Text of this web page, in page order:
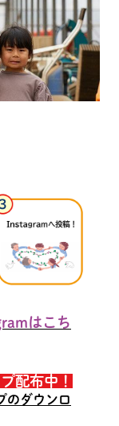
はこち
配布中！
のダウンロ